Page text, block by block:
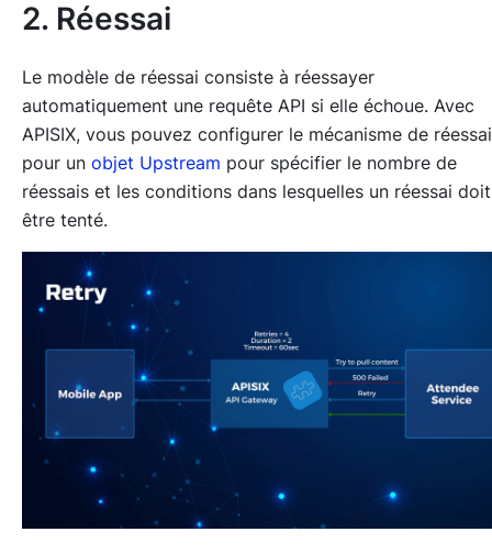
2. Réessai
Le modèle de réessai consiste à réessayer
automatiquement une requête API si elle échoue. Avec
APISIX, vous pouvez configurer le mécanisme de réessai
pour un objet Upstream pour spécifier le nombre de
réessais et les conditions dans lesquelles un réessai doit
être tenté.